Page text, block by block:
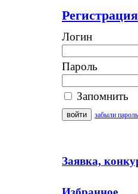
Регистрация
Логин
Пароль
Запомнить
забыли
Заявка,